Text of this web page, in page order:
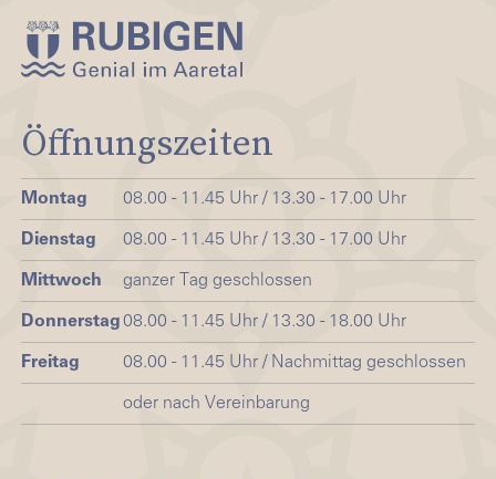
Öffnungszeiten
Montag 08.00 - 11.45 Uhr / 13.30 - 17.00 Uhr
Dienstag 08.00 - 11.45 Uhr / 13.30 - 17.00 Uhr
Mittwoch ganzer Tag geschlossen
Donnerstag08.00 - 11.45 Uhr / 13.30 - 18.00 Uhr
Freitag 08.00 - 11.45 Uhr / Nachmittag geschlossen
oder nach Vereinbarung